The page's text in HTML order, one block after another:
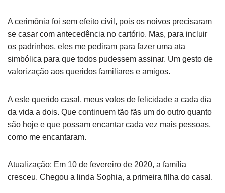
A cerimônia foi sem efeito civil, pois os noivos precisaram
se casar com antecedência no cartório. Mas, para incluir
os padrinhos, eles me pediram para fazer uma ata
simbólica para que todos pudessem assinar. Um gesto de
valorização aos queridos familiares e amigos.
A este querido casal, meus votos de felicidade a cada dia
da vida a dois. Que continuem tão fãs um do outro quanto
são hoje e que possam encantar cada vez mais pessoas,
como me encantaram.
Atualização: Em 10 de fevereiro de 2020, a família
cresceu. Chegou a linda Sophia, a primeira filha do casal.